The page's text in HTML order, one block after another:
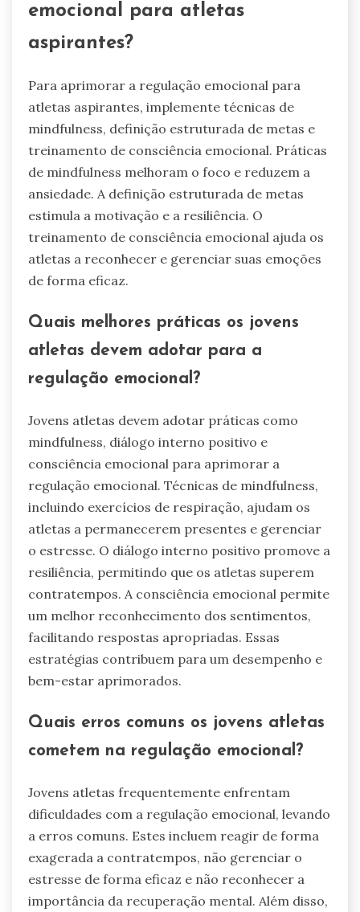
emocional para atletas
aspirantes?
Para aprimorar a regulação emocional para
atletas aspirantes, implemente técnicas de
mindfulness, definição estruturada de metas e
treinamento de consciência emocional. Práticas
de mindfulness melhoram o foco e reduzem a
ansiedade. A definição estruturada de metas
estimula a motivação e a resiliência. O
treinamento de consciência emocional ajuda os
atletas a reconhecer e gerenciar suas emoções
de forma eficaz.
Quais melhores práticas os jovens
atletas devem adotar para a
regulação emocional?
Jovens atletas devem adotar práticas como
mindfulness, diálogo interno positivo e
consciência emocional para aprimorar a
regulação emocional. Técnicas de mindfulness,
incluindo exercícios de respiração, ajudam os
atletas a permanecerem presentes e gerenciar
o estresse. O diálogo interno positivo promove a
resiliência, permitindo que os atletas superem
contratempos. A consciência emocional permite
um melhor reconhecimento dos sentimentos,
facilitando respostas apropriadas. Essas
estratégias contribuem para um desempenho e
bem-estar aprimorados.
Quais erros comuns os jovens atletas
cometem na regulação emocional?
Jovens atletas frequentemente enfrentam
dificuldades com a regulação emocional, levando
a erros comuns. Estes incluem reagir de forma
exagerada a contratempos, não gerenciar o
estresse de forma eficaz e não reconhecer a
importância da recuperação mental. Além disso,